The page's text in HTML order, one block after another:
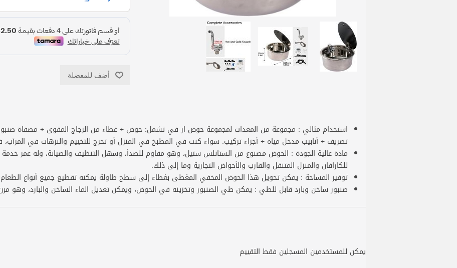
أضف للمفضلة
استخدام مثالي : مجموعة من المعدات لمجموعة حوض ار في تشمل: حوض + غطاء من الزجاج المقوى + مصفاة صنبور
تصريف + أنابيب مدخل مياه + أجزاء تركيب. سواء كنت في المطبخ في المنزل أو تخرج للتخييم والنزهات في
مادة عالية الجودة : الحوض مصنوع من الستانلس ستيل، وهو مقاوم للصدأ، وسهل التنظيف والصيانة، وله عمر
للكارافان والمنزل المتنقل والقارب والأحواض التجارية وما إلى ذلك.
توفير المساحة : يمكن تحويل هذا الحوض المخفي المغطى بغطاء إلى سطح طاولة يمكنه تقطيع جميع أنواع الطعام
صنبور ساخن وبارد قابل للطي : يمكن طي الصنبور وتخزينه في الحوض، ويمكن تعديل الماء الساخن والبارد، وهو
يمكن للمستخدمين المسجلين فقط التقييم